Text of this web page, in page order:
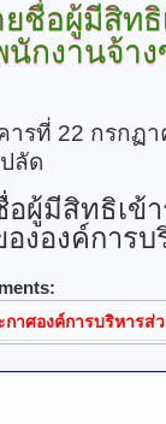
ยชื่อผู้มีสิทธิ
นักงานจ้า
ารที่ 22 กรกฏ
ลัด
อผู้มีสิทธิเข้
ององค์การ
กาศองค์การบริหาร